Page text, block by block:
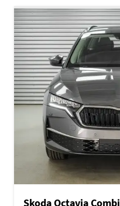
Skoda Octavia Combi